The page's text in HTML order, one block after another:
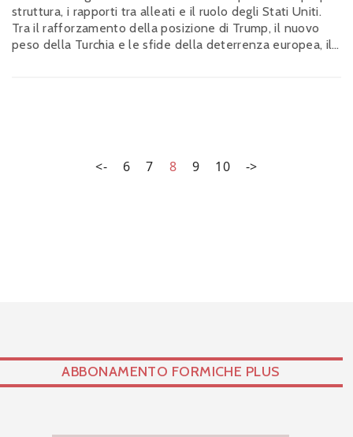
struttura, i rapporti tra alleati e il ruolo degli Stati Uniti.
Tra il rafforzamento della posizione di Trump, il nuovo
peso della Turchia e le sfide della deterrenza europea, il
<- 6 7 8 9 10 ->
ABBONAMENTO FORMICHE PLUS